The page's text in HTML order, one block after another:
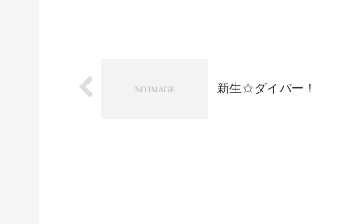
新生☆ダイバー！